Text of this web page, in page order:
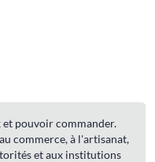
pouvoir commander.
commerce, à l'artisanat,
et aux institutions